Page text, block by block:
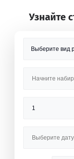
Узнайте